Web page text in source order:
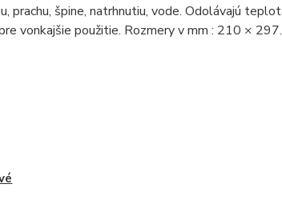
špine, natrhnutiu, vode. Odolávajú
vonkajšie použitie. Rozmery v mm : 210 ×